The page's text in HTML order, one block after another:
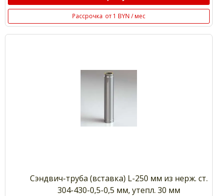
Рассрочка от 1 BYN / мес
Сэндвич-труба (вставка) L-250 мм из нерж. ст.
304-430-0,5-0,5 мм, утепл. 30 мм